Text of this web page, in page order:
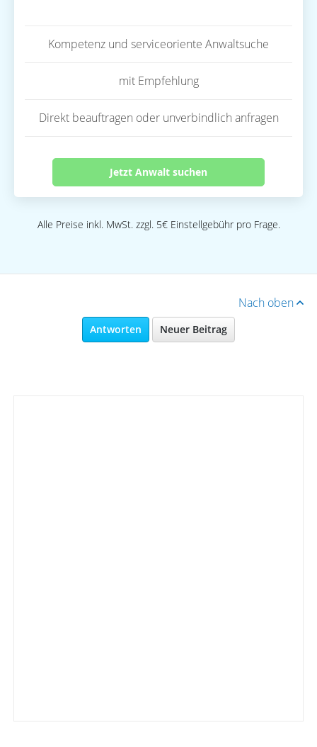
Kompetenz und serviceoriente Anwaltsuche
mit Empfehlung
Direkt beauftragen oder unverbindlich anfragen
Jetzt Anwalt suchen
Alle Preise inkl. MwSt. zzgl. 5€ Einstellgebühr pro Frage.
Nach oben
Antworten Neuer Beitrag